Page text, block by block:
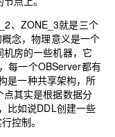
、ZONE_3就是三个
念，物理意义是一个
房的一些机器，它
每一个OBServer都有
是一种共享架构，所
点其实是根据数据分
比如说DDL创建一些
控制。